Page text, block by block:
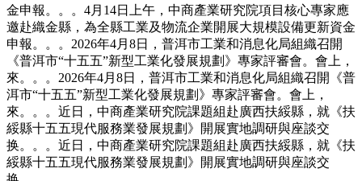
金申報。。。4月14日上午，中商產業研究院項目核心專家應
邀赴織金縣，為全縣工業及物流企業開展大規模設備更新資金
申報。。。2026年4月8日，普洱市工業和消息化局組織召開
《普洱市“十五五”新型工業化發展規劃》專家評審會。會上，
來。。。2026年4月8日，普洱市工業和消息化局組織召開《普
洱市“十五五”新型工業化發展規劃》專家評審會。會上，
來。。。近日，中商產業研究院課題組赴廣西扶綏縣，就《扶
綏縣十五五現代服務業發展規劃》開展實地調研與座談交
换。。。近日，中商產業研究院課題組赴廣西扶綏縣，就《扶
綏縣十五五現代服務業發展規劃》開展實地調研與座談交